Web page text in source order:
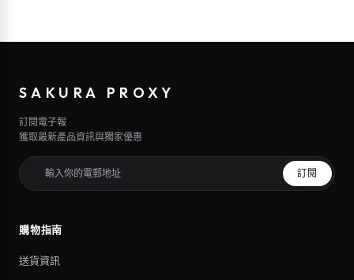
SAKURA PROXY
訂閱電子報
獲取最新產品資訊與獨家優惠
訂閱
購物指南
送貨資訊